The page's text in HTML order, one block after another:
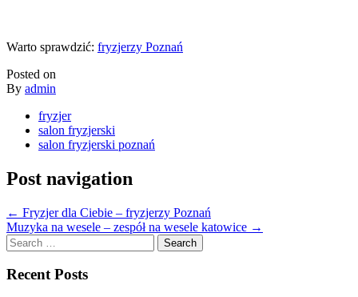
Warto sprawdzić: fryzjerzy Poznań
Posted on
By admin
fryzjer
salon fryzjerski
salon fryzjerski poznań
Post navigation
← Fryzjer dla Ciebie – fryzjerzy Poznań
Muzyka na wesele – zespół na wesele katowice →
Search
for:
Recent Posts